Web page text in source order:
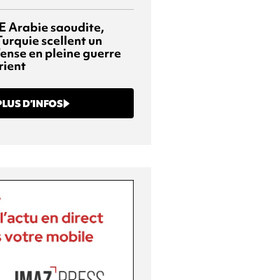
Arabie saoudite,
scellent un
en pleine guerre
D’INFOS